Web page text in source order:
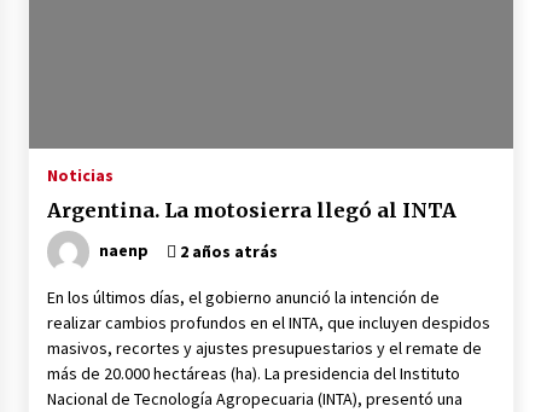
Noticias
Argentina. La motosierra llegó al INTA
naenp 2 años atrás
En los últimos días, el gobierno anunció la intención de
realizar cambios profundos en el INTA, que incluyen despidos
masivos, recortes y ajustes presupuestarios y el remate de
más de 20.000 hectáreas (ha). La presidencia del Instituto
Nacional de Tecnología Agropecuaria (INTA), presentó una